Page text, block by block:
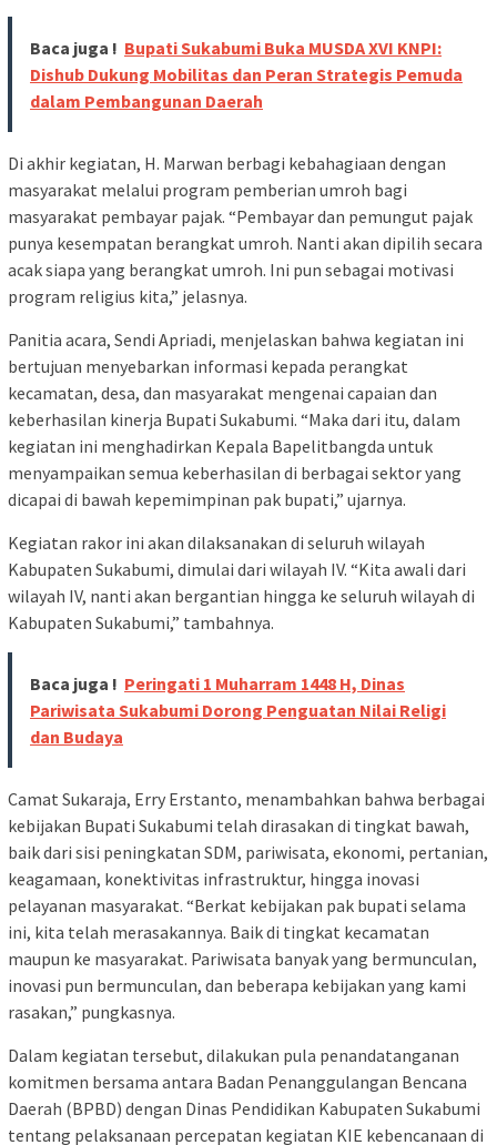
Baca juga ! Bupati Sukabumi Buka MUSDA XVI KNPI:
Dishub Dukung Mobilitas dan Peran Strategis Pemuda
dalam Pembangunan Daerah
Di akhir kegiatan, H. Marwan berbagi kebahagiaan dengan
masyarakat melalui program pemberian umroh bagi
masyarakat pembayar pajak. “Pembayar dan pemungut pajak
punya kesempatan berangkat umroh. Nanti akan dipilih secara
acak siapa yang berangkat umroh. Ini pun sebagai motivasi
program religius kita,” jelasnya.
Panitia acara, Sendi Apriadi, menjelaskan bahwa kegiatan ini
bertujuan menyebarkan informasi kepada perangkat
kecamatan, desa, dan masyarakat mengenai capaian dan
keberhasilan kinerja Bupati Sukabumi. “Maka dari itu, dalam
kegiatan ini menghadirkan Kepala Bapelitbangda untuk
menyampaikan semua keberhasilan di berbagai sektor yang
dicapai di bawah kepemimpinan pak bupati,” ujarnya.
Kegiatan rakor ini akan dilaksanakan di seluruh wilayah
Kabupaten Sukabumi, dimulai dari wilayah IV. “Kita awali dari
wilayah IV, nanti akan bergantian hingga ke seluruh wilayah di
Kabupaten Sukabumi,” tambahnya.
Baca juga ! Peringati 1 Muharram 1448 H, Dinas
Pariwisata Sukabumi Dorong Penguatan Nilai Religi
dan Budaya
Camat Sukaraja, Erry Erstanto, menambahkan bahwa berbagai
kebijakan Bupati Sukabumi telah dirasakan di tingkat bawah,
baik dari sisi peningkatan SDM, pariwisata, ekonomi, pertanian,
keagamaan, konektivitas infrastruktur, hingga inovasi
pelayanan masyarakat. “Berkat kebijakan pak bupati selama
ini, kita telah merasakannya. Baik di tingkat kecamatan
maupun ke masyarakat. Pariwisata banyak yang bermunculan,
inovasi pun bermunculan, dan beberapa kebijakan yang kami
rasakan,” pungkasnya.
Dalam kegiatan tersebut, dilakukan pula penandatanganan
komitmen bersama antara Badan Penanggulangan Bencana
Daerah (BPBD) dengan Dinas Pendidikan Kabupaten Sukabumi
tentang pelaksanaan percepatan kegiatan KIE kebencanaan di